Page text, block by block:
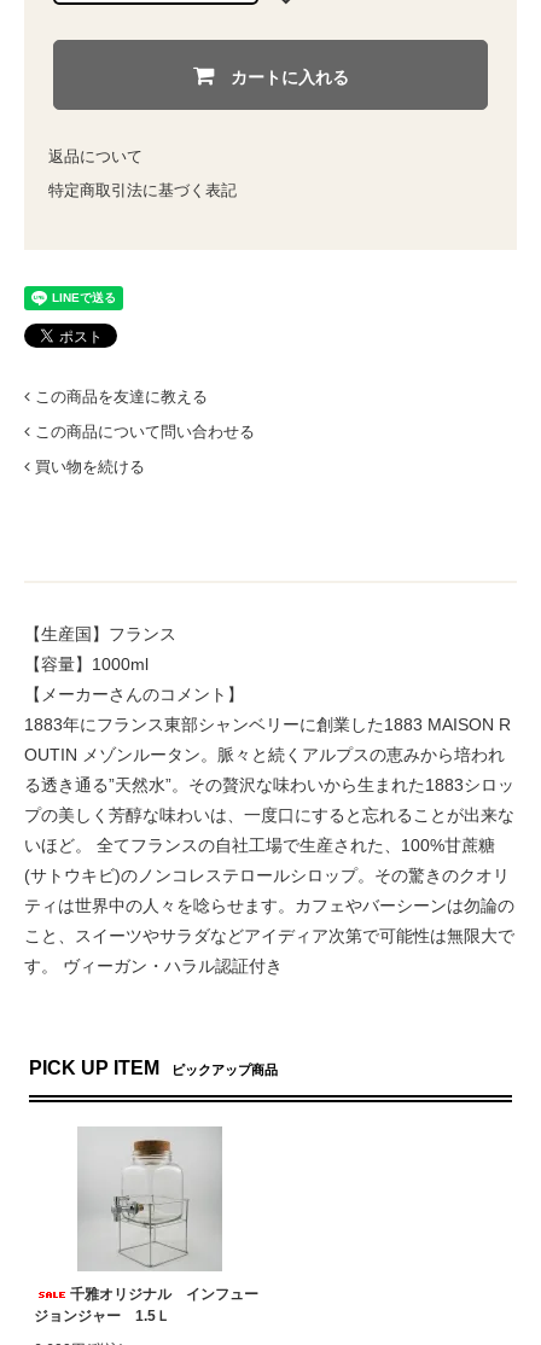
カートに入れる
返品について
特定商取引法に基づく表記
この商品を友達に教える
この商品について問い合わせる
買い物を続ける
【生産国】フランス
【容量】1000ml
【メーカーさんのコメント】
1883年にフランス東部シャンベリーに創業した1883 MAISON R
OUTIN メゾンルータン。脈々と続くアルプスの恵みから培われ
る透き通る”天然水”。その贅沢な味わいから生まれた1883シロッ
プの美しく芳醇な味わいは、一度口にすると忘れることが出来な
いほど。 全てフランスの自社工場で生産された、100%甘蔗糖
(サトウキビ)のノンコレステロールシロップ。その驚きのクオリ
ティは世界中の人々を唸らせます。​カフェやバーシーンは勿論の
こと、スイーツやサラダなどアイディア次第で可能性は無限大で
す。 ヴィーガン・ハラル認証付き
PICK UP ITEM ピックアップ商品
千雅オリジナル インフュー
ジョンジャー 1.5Ｌ